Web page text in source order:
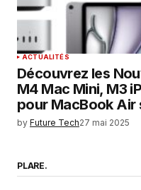
ACTUALITÉS
Découvrez les
M4 Mac Mini, M3
pour MacBook Air
by Future Tech27 mai 2025
PLARE.